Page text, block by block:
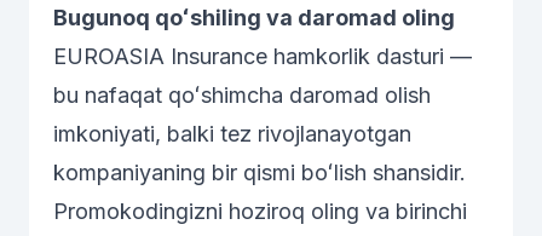
Bugunoq qoʻshiling va daromad oling
EUROASIA Insurance hamkorlik dasturi —
bu nafaqat qoʻshimcha daromad olish
imkoniyati, balki tez rivojlanayotgan
kompaniyaning bir qismi boʻlish shansidir.
Promokodingizni hoziroq oling va birinchi